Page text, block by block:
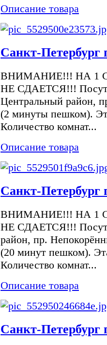
Описание товара
Санкт-Петербург
ВНИМАНИЕ!!! НА 1
НЕ СДАЕТСЯ!!!
Центральный район,
(2 минуты пешком).
Количество комнат...
Описание товара
Санкт-Петербург
ВНИМАНИЕ!!! НА 1
НЕ СДАЕТСЯ!!!
район, пр.
(20 минут пешком).
Количество комнат...
Описание товара
Санкт-